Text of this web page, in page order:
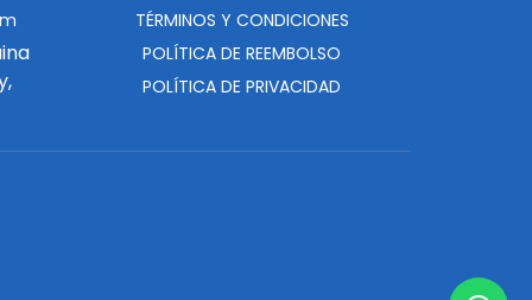
TÉRMINOS Y CONDICIONES
POLÍTICA DE REEMBOLSO
POLÍTICA DE PRIVACIDAD